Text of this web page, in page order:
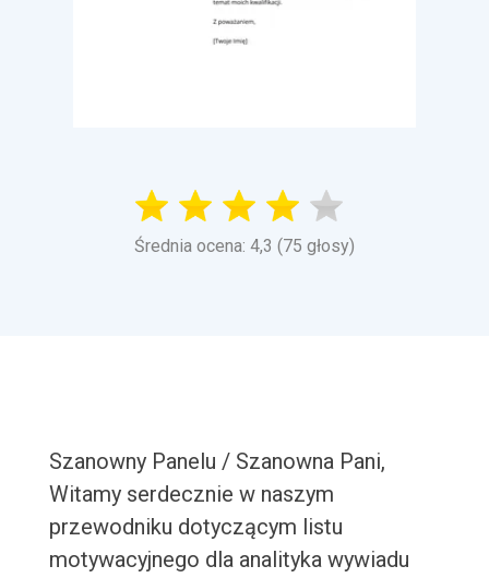
Średnia ocena: 4,3 (75 głosy)
Szanowny Panelu / Szanowna Pani,
Witamy serdecznie w naszym
przewodniku dotyczącym listu
motywacyjnego dla analityka wywiadu